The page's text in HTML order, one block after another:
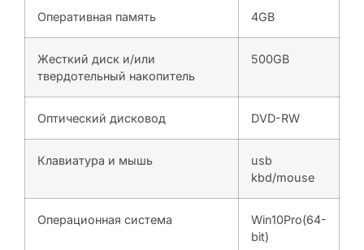
Оперативная память 4GB
Жесткий диск и/или
твердотельный накопитель
500GB
Оптический дисковод DVD-RW
Клавиатура и мышь
usb
kbd/mouse
Операционная система
Win10Pro(64-
bit)